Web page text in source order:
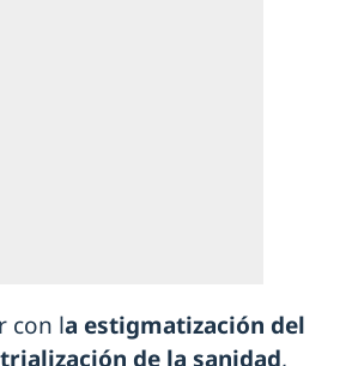
con la estigmatización del
de la sanidad,